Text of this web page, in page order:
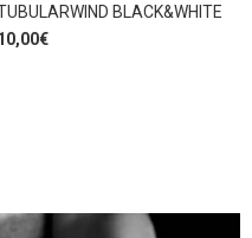
BLACK&WHITE
€